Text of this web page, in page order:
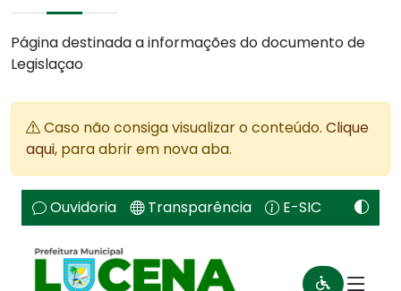
Página destinada a informações do documento de
Legislaçao
Caso não consiga visualizar o conteúdo. Clique
aqui, para abrir em nova aba.